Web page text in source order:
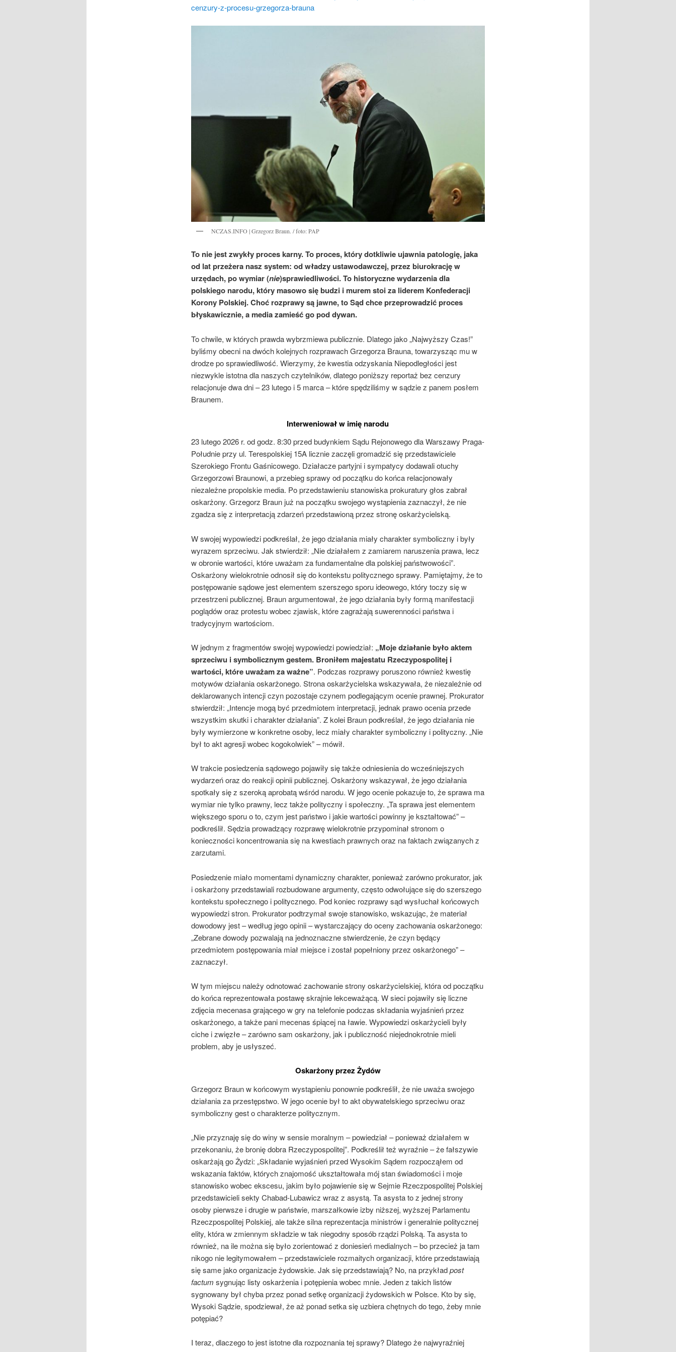
cenzury-z-procesu-grzegorza-brauna
NCZAS.INFO | Grzegorz Braun. / foto: PAP
To nie jest zwykły proces karny. To proces, który dotkliwie ujawnia patologię, jaka
od lat przeżera nasz system: od władzy ustawodawczej, przez biurokrację w
urzędach, po wymiar (nie)sprawiedliwości. To historyczne wydarzenia dla
polskiego narodu, który masowo się budzi i murem stoi za liderem Konfederacji
Korony Polskiej. Choć rozprawy są jawne, to Sąd chce przeprowadzić proces
błyskawicznie, a media zamieść go pod dywan.
To chwile, w których prawda wybrzmiewa publicznie. Dlatego jako „Najwyższy Czas!”
byliśmy obecni na dwóch kolejnych rozprawach Grzegorza Brauna, towarzysząc mu w
drodze po sprawiedliwość. Wierzymy, że kwestia odzyskania Niepodległości jest
niezwykle istotna dla naszych czytelników, dlatego poniższy reportaż bez cenzury
relacjonuje dwa dni – 23 lutego i 5 marca – które spędziliśmy w sądzie z panem posłem
Braunem.
Interweniował w imię narodu
23 lutego 2026 r. od godz. 8:30 przed budynkiem Sądu Rejonowego dla Warszawy Praga-
Południe przy ul. Terespolskiej 15A licznie zaczęli gromadzić się przedstawiciele
Szerokiego Frontu Gaśnicowego. Działacze partyjni i sympatycy dodawali otuchy
Grzegorzowi Braunowi, a przebieg sprawy od początku do końca relacjonowały
niezależne propolskie media. Po przedstawieniu stanowiska prokuratury głos zabrał
oskarżony. Grzegorz Braun już na początku swojego wystąpienia zaznaczył, że nie
zgadza się z interpretacją zdarzeń przedstawioną przez stronę oskarżycielską.
W swojej wypowiedzi podkreślał, że jego działania miały charakter symboliczny i były
wyrazem sprzeciwu. Jak stwierdził: „Nie działałem z zamiarem naruszenia prawa, lecz
w obronie wartości, które uważam za fundamentalne dla polskiej państwowości”.
Oskarżony wielokrotnie odnosił się do kontekstu politycznego sprawy. Pamiętajmy, że to
postępowanie sądowe jest elementem szerszego sporu ideowego, który toczy się w
przestrzeni publicznej. Braun argumentował, że jego działania były formą manifestacji
poglądów oraz protestu wobec zjawisk, które zagrażają suwerenności państwa i
tradycyjnym wartościom.
W jednym z fragmentów swojej wypowiedzi powiedział: „Moje działanie było aktem
sprzeciwu i symbolicznym gestem. Broniłem majestatu Rzeczypospolitej i
wartości, które uważam za ważne”. Podczas rozprawy poruszono również kwestię
motywów działania oskarżonego. Strona oskarżycielska wskazywała, że niezależnie od
deklarowanych intencji czyn pozostaje czynem podlegającym ocenie prawnej. Prokurator
stwierdził: „Intencje mogą być przedmiotem interpretacji, jednak prawo ocenia przede
wszystkim skutki i charakter działania”. Z kolei Braun podkreślał, że jego działania nie
były wymierzone w konkretne osoby, lecz miały charakter symboliczny i polityczny. „Nie
był to akt agresji wobec kogokolwiek” – mówił.
W trakcie posiedzenia sądowego pojawiły się także odniesienia do wcześniejszych
wydarzeń oraz do reakcji opinii publicznej. Oskarżony wskazywał, że jego działania
spotkały się z szeroką aprobatą wśród narodu. W jego ocenie pokazuje to, że sprawa ma
wymiar nie tylko prawny, lecz także polityczny i społeczny. „Ta sprawa jest elementem
większego sporu o to, czym jest państwo i jakie wartości powinny je kształtować” –
podkreślił. Sędzia prowadzący rozprawę wielokrotnie przypominał stronom o
konieczności koncentrowania się na kwestiach prawnych oraz na faktach związanych z
zarzutami.
Posiedzenie miało momentami dynamiczny charakter, ponieważ zarówno prokurator, jak
i oskarżony przedstawiali rozbudowane argumenty, często odwołujące się do szerszego
kontekstu społecznego i politycznego. Pod koniec rozprawy sąd wysłuchał końcowych
wypowiedzi stron. Prokurator podtrzymał swoje stanowisko, wskazując, że materiał
dowodowy jest – według jego opinii – wystarczający do oceny zachowania oskarżonego:
„Zebrane dowody pozwalają na jednoznaczne stwierdzenie, że czyn będący
przedmiotem postępowania miał miejsce i został popełniony przez oskarżonego” –
zaznaczył.
W tym miejscu należy odnotować zachowanie strony oskarżycielskiej, która od początku
do końca reprezentowała postawę skrajnie lekceważącą. W sieci pojawiły się liczne
zdjęcia mecenasa grającego w gry na telefonie podczas składania wyjaśnień przez
oskarżonego, a także pani mecenas śpiącej na ławie. Wypowiedzi oskarżycieli były
ciche i zwięzłe – zarówno sam oskarżony, jak i publiczność niejednokrotnie mieli
problem, aby je usłyszeć.
Oskarżony przez Żydów
Grzegorz Braun w końcowym wystąpieniu ponownie podkreślił, że nie uważa swojego
działania za przestępstwo. W jego ocenie był to akt obywatelskiego sprzeciwu oraz
symboliczny gest o charakterze politycznym.
„Nie przyznaję się do winy w sensie moralnym – powiedział – ponieważ działałem w
przekonaniu, że bronię dobra Rzeczypospolitej”. Podkreślił też wyraźnie – że fałszywie
oskarżają go Żydzi: „Składanie wyjaśnień przed Wysokim Sądem rozpocząłem od
wskazania faktów, których znajomość ukształtowała mój stan świadomości i moje
stanowisko wobec ekscesu, jakim było pojawienie się w Sejmie Rzeczpospolitej Polskiej
przedstawicieli sekty Chabad-Lubawicz wraz z asystą. Ta asysta to z jednej strony
osoby pierwsze i drugie w państwie, marszałkowie izby niższej, wyższej Parlamentu
Rzeczpospolitej Polskiej, ale także silna reprezentacja ministrów i generalnie politycznej
elity, która w zmiennym składzie w tak niegodny sposób rządzi Polską. Ta asysta to
również, na ile można się było zorientować z doniesień medialnych – bo przecież ja tam
nikogo nie legitymowałem – przedstawiciele rozmaitych organizacji, które przedstawiają
się same jako organizacje żydowskie. Jak się przedstawiają? No, na przykładpost
factum sygnując listy oskarżenia i potępienia wobec mnie. Jeden z takich listów
sygnowany był chyba przez ponad setkę organizacji żydowskich w Polsce. Kto by się,
Wysoki Sądzie, spodziewał, że aż ponad setka się uzbiera chętnych do tego, żeby mnie
potępiać?
I teraz, dlaczego to jest istotne dla rozpoznania tej sprawy? Dlatego że najwyraźniej